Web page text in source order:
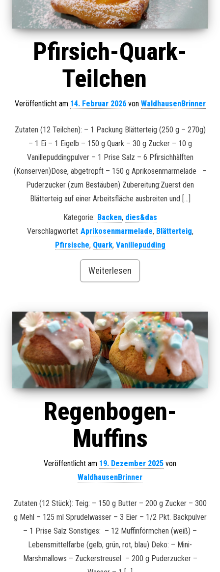
Pfirsich-Quark-
Teilchen
Veröffentlicht am 14. Februar 2026von WaldhausenBrinner
Zutaten (12 Teilchen): – 1 Packung Blätterteig (250 g – 270g)
– 1 Ei – 1 Eigelb – 150 g Quark – 30 g Zucker – 10 g
Vanillepuddingpulver – 1 Prise Salz – 6 Pfirsichhälften
(Konserven)Dose, abgetropft – 150 g Aprikosenmarmelade –
Puderzucker (zum Bestäuben) Zubereitung:Zuerst den
Blätterteig auf einer Arbeitsfläche ausbreiten und […]
Kategorie: Backen, dies&das
Verschlagwortet Aprikosenmarmelade, Blätterteig,
Pfirsische, Quark, Vanillepudding
Weiterlesen
Regenbogen-
Muffins
Veröffentlicht am 19. Dezember 2025 von
WaldhausenBrinner
Zutaten (12 Stück): Teig: – 150 g Butter – 200 g Zucker – 300
g Mehl – 125 ml Sprudelwasser – 3 Eier – 1/2 Pkt. Backpulver
– 1 Prise Salz Sonstiges: – 12 Muffinförmchen (weiß) –
Lebensmittelfarbe (gelb, grün, rot, blau) Deko: – Mini-
Marshmallows – Zuckerstreusel – 200 g Puderzucker –